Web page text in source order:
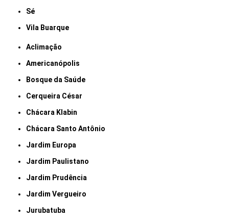
Sé
Vila Buarque
Aclimação
Americanópolis
Bosque da Saúde
Cerqueira César
Chácara Klabin
Chácara Santo Antônio
Jardim Europa
Jardim Paulistano
Jardim Prudência
Jardim Vergueiro
Jurubatuba